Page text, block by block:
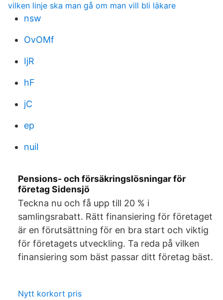
vilken linje ska man gå om man vill bli läkare
nsw
OvOMf
IjR
hF
jC
ep
nuiI
Pensions- och försäkringslösningar för
företag Sidensjö
Teckna nu och få upp till 20 % i
samlingsrabatt. Rätt finansiering för företaget
är en förutsättning för en bra start och viktig
för företagets utveckling. Ta reda på vilken
finansiering som bäst passar ditt företag bäst.
Nytt korkort pris